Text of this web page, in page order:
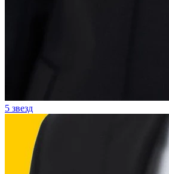
5 звезд